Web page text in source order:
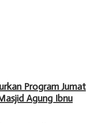
Program Jumat
Agung Ibnu